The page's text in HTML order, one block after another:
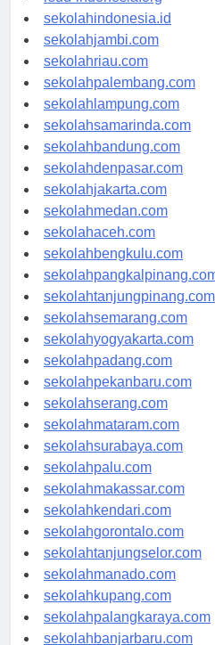
rsud-indonesia.org
sekolahindonesia.id
sekolahjambi.com
sekolahriau.com
sekolahpalembang.com
sekolahlampung.com
sekolahsamarinda.com
sekolahbandung.com
sekolahdenpasar.com
sekolahjakarta.com
sekolahmedan.com
sekolahaceh.com
sekolahbengkulu.com
sekolahpangkalpinang.com
sekolahtanjungpinang.com
sekolahsemarang.com
sekolahyogyakarta.com
sekolahpadang.com
sekolahpekanbaru.com
sekolahserang.com
sekolahmataram.com
sekolahsurabaya.com
sekolahpalu.com
sekolahmakassar.com
sekolahkendari.com
sekolahgorontalo.com
sekolahtanjungselor.com
sekolahmanado.com
sekolahkupang.com
sekolahpalangkaraya.com